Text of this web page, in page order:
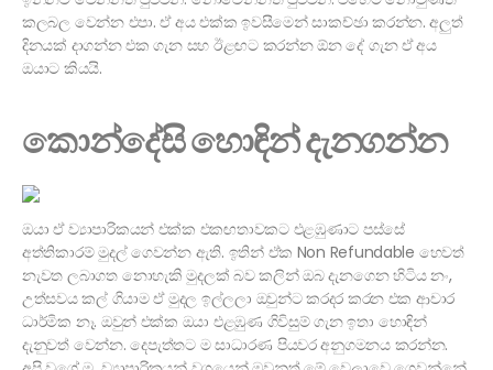
කලබල වෙන්න එපා. ඒ අය එක්ක ඉවසීමෙන් සාකච්ඡා කරන්න. අලුත්
දිනයක් දාගන්න එක ගැන සහ ඊළඟට කරන්න ඕන දේ ගැන ඒ අය
ඔයාට කියයි.
කොන්දේසි හොඳින් දැනගන්න
ඔයා ඒ ව්‍යාපාරිකයන් එක්ක එකඟතාවකට එළඹුණාට පස්සේ
අත්තිකාරම් මුදල් ගෙවන්න ඇති. ඉතින් ඒක Non Refundable හෙවත්
නැවත ලබාගත නොහැකි මුදලක් බව කලින් ඔබ දැනගෙන හිටිය නං,
උත්සවය කල් ගියාම ඒ මුදල ඉල්ලලා ඔවුන්ට කරදර කරන එක ආචාර
ධාර්මික නෑ. ඔවුන් එක්ක ඔයා එළඹුණ ගිවිසුම් ගැන ඉතා හොඳින්
දැනුවත් වෙන්න. දෙපැත්තට ම සාධාරණ පියවර අනුගමනය කරන්න.